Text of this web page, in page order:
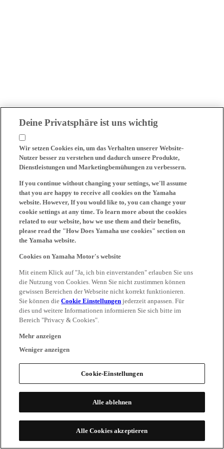
Deine Privatsphäre ist uns wichtig
Wir setzen Cookies ein, um das Verhalten unserer Website-
Nutzer besser zu verstehen und dadurch unsere Produkte,
Dienstleistungen und Marketingbemühungen zu verbessern.
If you continue without changing your settings, we'll assume
that you are happy to receive all cookies on the Yamaha
website. However, If you would like to, you can change your
cookie settings at any time. To learn more about the cookies
related to our website, how we use them and their benefits,
please read the "How Does Yamaha use cookies" section on
the Yamaha website.
Cookies on Yamaha Motor's website
Mit einem Klick auf "Ja, ich bin einverstanden" erlauben Sie uns
die Nutzung von Cookies. Wenn Sie nicht zustimmen können
gewissen Bereichen der Webseite nicht korrekt funktionieren.
Sie können dieCookie Einstellungen jederzeit anpassen. Für
dies und weitere Informationen informieren Sie sich bitte im
Bereich "Privacy & Cookies".
Mehr anzeigen
Weniger anzeigen
Cookie-Einstellungen
Alle ablehnen
Alle Cookies akzeptieren